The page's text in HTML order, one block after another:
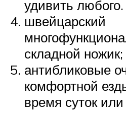
удивить любого.
швейцарский
складной ножик;
антибликовые
комфортной
время суток